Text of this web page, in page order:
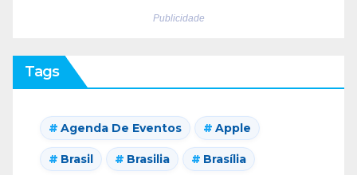
Publicidade
Tags
Agenda De Eventos Apple
Brasil Brasilia Brasília